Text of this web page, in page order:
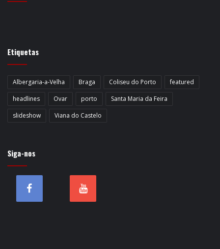
Etiquetas
Albergaria-a-Velha Braga Coliseu do Porto
featured
headlines
Ovar porto
Santa Maria da Feira
slideshow
Viana do Castelo
Siga-nos